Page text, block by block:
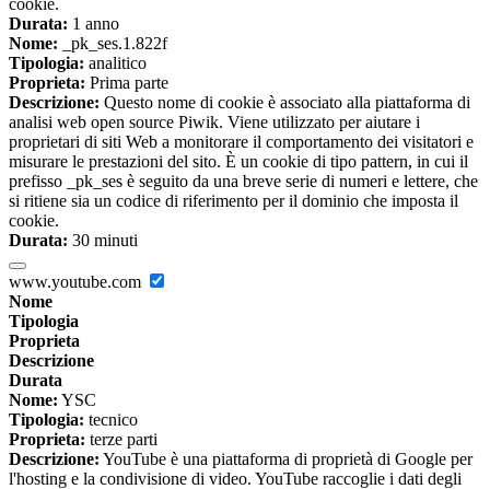
cookie.
Durata: 1 anno
Nome: _pk_ses.1.822f
Tipologia: analitico
Proprieta: Prima parte
Descrizione: Questo nome di cookie è associato alla piattaforma di
analisi web open source Piwik. Viene utilizzato per aiutare i
proprietari di siti Web a monitorare il comportamento dei visitatori e
misurare le prestazioni del sito. È un cookie di tipo pattern, in cui il
prefisso _pk_ses è seguito da una breve serie di numeri e lettere, che
si ritiene sia un codice di riferimento per il dominio che imposta il
cookie.
Durata: 30 minuti
www.youtube.com
Nome
Tipologia
Proprieta
Descrizione
Durata
Nome: YSC
Tipologia: tecnico
Proprieta: terze parti
Descrizione: YouTube è una piattaforma di proprietà di Google per
l'hosting e la condivisione di video. YouTube raccoglie i dati degli